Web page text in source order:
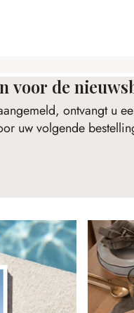
voor de
ontvangt u
uw volgende